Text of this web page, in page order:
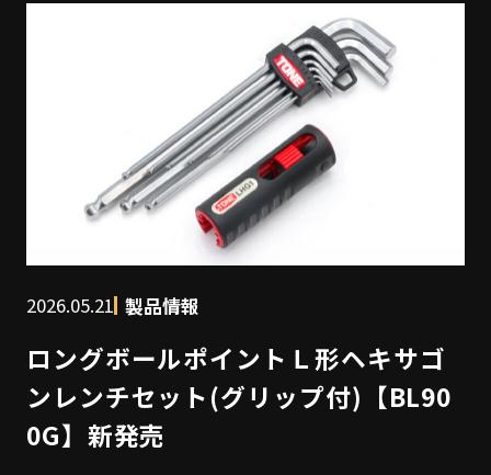
2026.05.21 製品情報
ロングボールポイントＬ形ヘキサゴ
ンレンチセット(グリップ付)【BL90
0G】新発売